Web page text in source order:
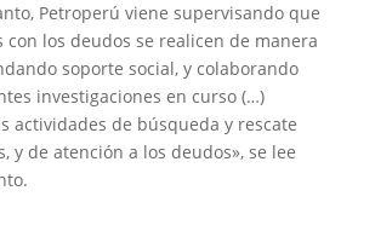
Petroperú viene supervisando que
con los deudos se realicen de manera
soporte social, y colaborando
investigaciones en curso (…)
actividades de búsqueda y rescate
y de atención a los deudos», se lee